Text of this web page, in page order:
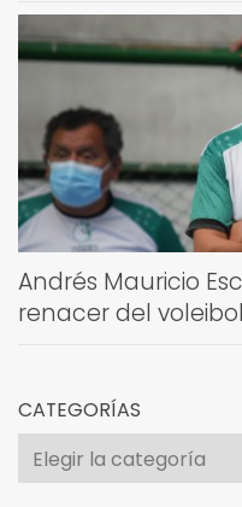
Andrés Mauricio
renacer del
CATEGORÍAS
Categorías